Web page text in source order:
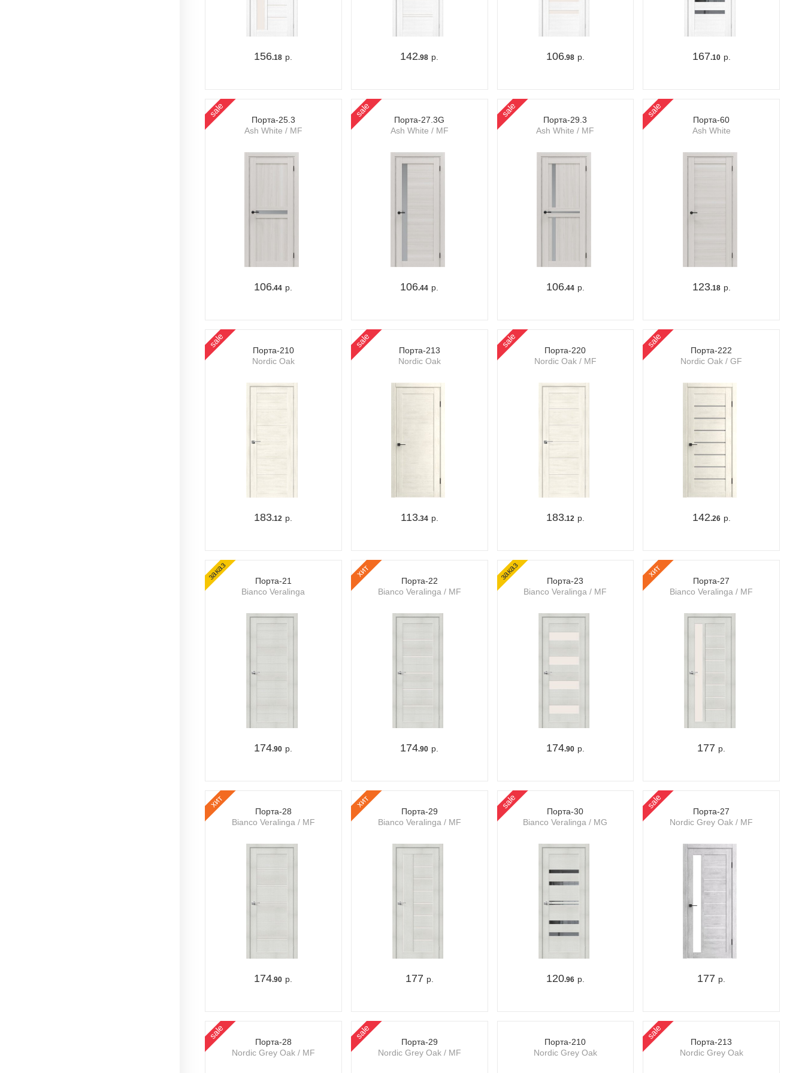
156.18 р. 142.98 р. 106.98 р. 167.10 р.
sale
Порта-25.3
Ash White / MF
106.44 р.
sale
Порта-27.3G
Ash White / MF
106.44 р.
sale
Порта-29.3
Ash White / MF
106.44 р.
sale
Порта-60
Ash White
123.18 р.
sale
Порта-210
Nordic Oak
183.12 р.
sale
Порта-213
Nordic Oak
113.34 р.
sale
Порта-220
Nordic Oak / MF
183.12 р.
sale
Порта-222
Nordic Oak / GF
142.26 р.
заказ
Порта-21
Bianco Veralinga
174.90 р.
хит
Порта-22
Bianco Veralinga / MF
174.90 р.
заказ
Порта-23
Bianco Veralinga / MF
174.90 р.
хит
Порта-27
Bianco Veralinga / MF
177 р.
хит
Порта-28
Bianco Veralinga / MF
174.90 р.
хит
Порта-29
Bianco Veralinga / MF
177 р.
sale
Порта-30
Bianco Veralinga / MG
120.96 р.
sale
Порта-27
Nordic Grey Oak / MF
177 р.
sale
Порта-28
Nordic Grey Oak / MF
sale
Порта-29
Nordic Grey Oak / MF
Порта-210
Nordic Grey Oak
sale
Порта-213
Nordic Grey Oak